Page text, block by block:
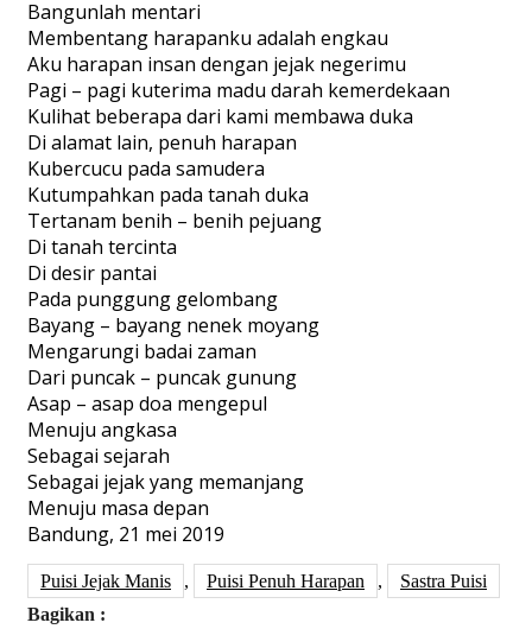
Bangunlah mentari
Membentang harapanku adalah engkau
Aku harapan insan dengan jejak negerimu
Pagi – pagi kuterima madu darah kemerdekaan
Kulihat beberapa dari kami membawa duka
Di alamat lain, penuh harapan
Kubercucu pada samudera
Kutumpahkan pada tanah duka
Tertanam benih – benih pejuang
Di tanah tercinta
Di desir pantai
Pada punggung gelombang
Bayang – bayang nenek moyang
Mengarungi badai zaman
Dari puncak – puncak gunung
Asap – asap doa mengepul
Menuju angkasa
Sebagai sejarah
Sebagai jejak yang memanjang
Menuju masa depan
Bandung, 21 mei 2019
Puisi Jejak Manis , Puisi Penuh Harapan ,
Sastra Puisi
Bagikan :